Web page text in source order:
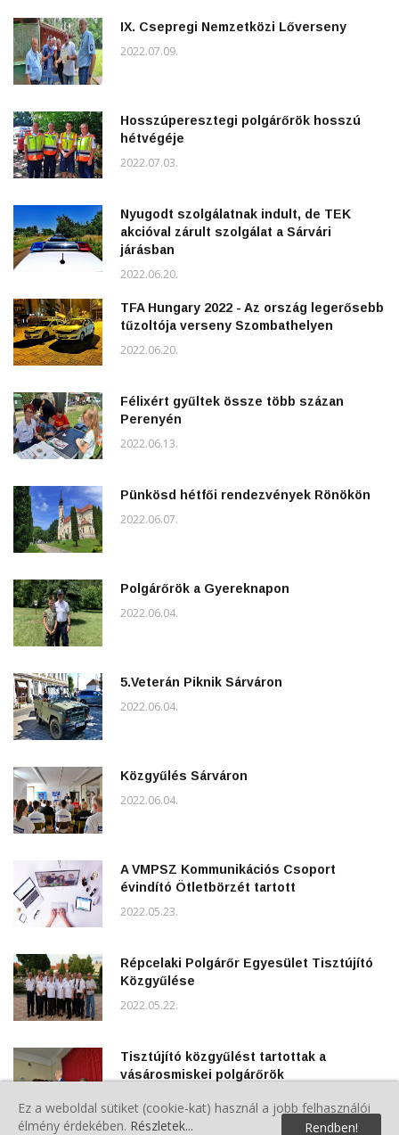
IX. Csepregi Nemzetközi Lőverseny
2022.07.09.
Hosszúperesztegi polgárőrök hosszú
hétvégéje
2022.07.03.
Nyugodt szolgálatnak indult, de TEK
akcióval zárult szolgálat a Sárvári
járásban
2022.06.20.
TFA Hungary 2022 - Az ország legerősebb
tűzoltója verseny Szombathelyen
2022.06.20.
Félixért gyűltek össze több százan
Perenyén
2022.06.13.
Pünkösd hétfői rendezvények Rönökön
2022.06.07.
Polgárőrök a Gyereknapon
2022.06.04.
5.Veterán Piknik Sárváron
2022.06.04.
Közgyűlés Sárváron
2022.06.04.
A VMPSZ Kommunikációs Csoport
évindító Ötletbörzét tartott
2022.05.23.
Répcelaki Polgárőr Egyesület Tisztújító
Közgyűlése
2022.05.22.
Tisztújító közgyűlést tartottak a
vásárosmiskei polgárőrök
Ez a weboldal sütiket (cookie-kat) használ a jobb felhasználói
élmény érdekében. Részletek... Rendben!